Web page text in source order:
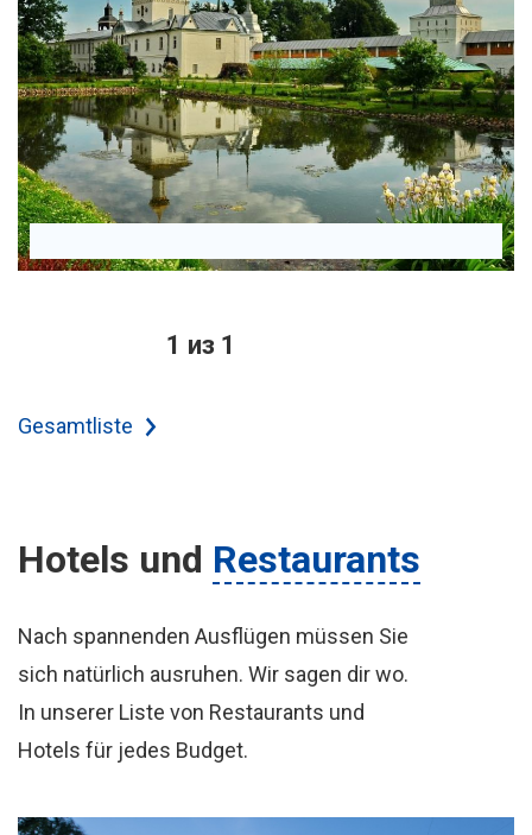
1 из 1
Gesamtliste
Hotels und Restaurants
Nach spannenden Ausflügen müssen Sie
sich natürlich ausruhen. Wir sagen dir wo.
In unserer Liste von Restaurants und
Hotels für jedes Budget.